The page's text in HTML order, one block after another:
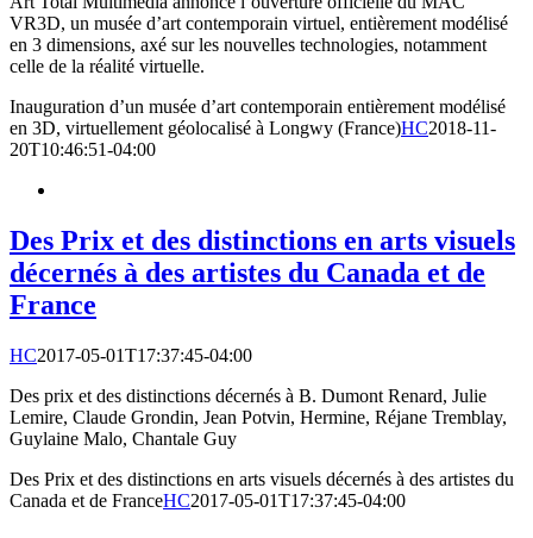
VR3D, un musée d’art contemporain virtuel, entièrement modélisé
en 3 dimensions, axé sur les nouvelles technologies, notamment
celle de la réalité virtuelle.
Inauguration d’un musée d’art contemporain entièrement modélisé
en 3D, virtuellement géolocalisé à Longwy (France)HC2018-11-
20T10:46:51-04:00
Des Prix et des distinctions en arts visuels
décernés à des artistes du Canada et de
France
HC2017-05-01T17:37:45-04:00
Des prix et des distinctions décernés à B. Dumont Renard, Julie
Lemire, Claude Grondin, Jean Potvin, Hermine, Réjane Tremblay,
Guylaine Malo, Chantale Guy
Des Prix et des distinctions en arts visuels décernés à des artistes du
Canada et de FranceHC2017-05-01T17:37:45-04:00